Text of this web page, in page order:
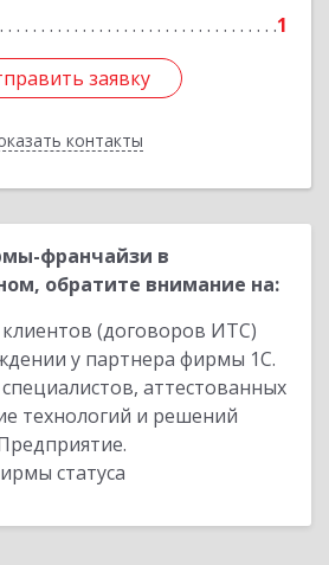
1
заявку
контакты
заявку
Назад
франчайзи в
обратите внимание на:
(договоров ИТС)
у партнера фирмы 1С.
аттестованных
технологий и решений
статуса